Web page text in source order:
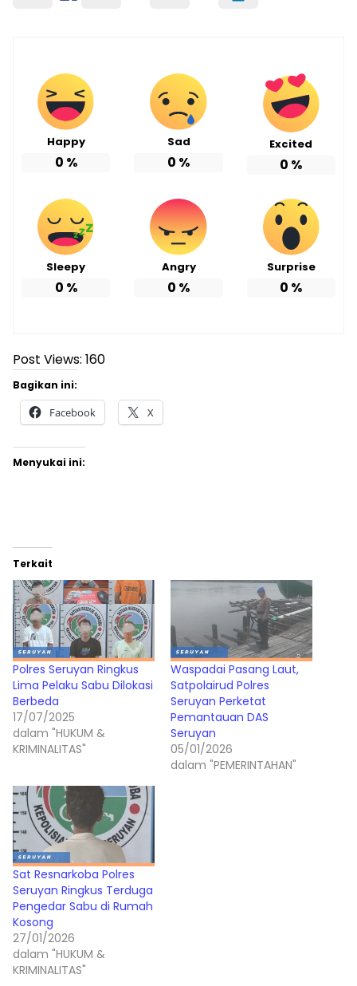
Happy
0 %
Sad
0 %
Excited
0 %
Sleepy
0 %
Angry
0 %
Surprise
0 %
Post Views: 160
Bagikan ini:
Facebook X
Menyukai ini:
Terkait
Polres Seruyan Ringkus
Lima Pelaku Sabu Dilokasi
Berbeda
17/07/2025
dalam "HUKUM &
KRIMINALITAS"
Waspadai Pasang Laut,
Satpolairud Polres
Seruyan Perketat
Pemantauan DAS
Seruyan
05/01/2026
dalam "PEMERINTAHAN"
Sat Resnarkoba Polres
Seruyan Ringkus Terduga
Pengedar Sabu di Rumah
Kosong
27/01/2026
dalam "HUKUM &
KRIMINALITAS"